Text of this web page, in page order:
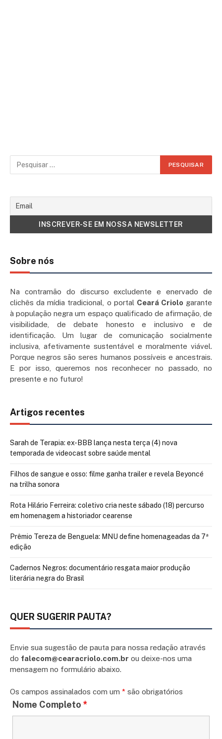
Sobre nós
Na contramão do discurso excludente e enervado de
clichês da mídia tradicional, o portal Ceará Criolo garante
à população negra um espaço qualificado de afirmação, de
visibilidade, de debate honesto e inclusivo e de
identificação. Um lugar de comunicação socialmente
inclusiva, afetivamente sustentável e moralmente viável.
Porque negros são seres humanos possíveis e ancestrais.
E por isso, queremos nos reconhecer no passado, no
presente e no futuro!
Artigos recentes
Sarah de Terapia: ex-BBB lança nesta terça (4) nova
temporada de videocast sobre saúde mental
Filhos de sangue e osso: filme ganha trailer e revela Beyoncé
na trilha sonora
Rota Hilário Ferreira: coletivo cria neste sábado (18) percurso
em homenagem a historiador cearense
Prêmio Tereza de Benguela: MNU define homenageadas da 7ª
edição
Cadernos Negros: documentário resgata maior produção
literária negra do Brasil
QUER SUGERIR PAUTA?
Envie sua sugestão de pauta para nossa redação através
do falecom@cearacriolo.com.br ou deixe-nos uma
mensagem no formulário abaixo.
Os campos assinalados com um * são obrigatórios
Nome Completo *